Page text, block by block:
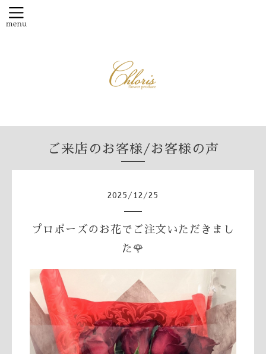
ご来店のお客様/お客様の声
2025 / 12 / 25
プロポーズのお花でご注文いただきまし
た🌹